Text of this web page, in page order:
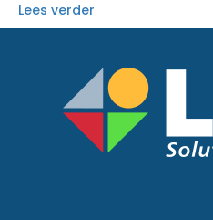
Lees verder